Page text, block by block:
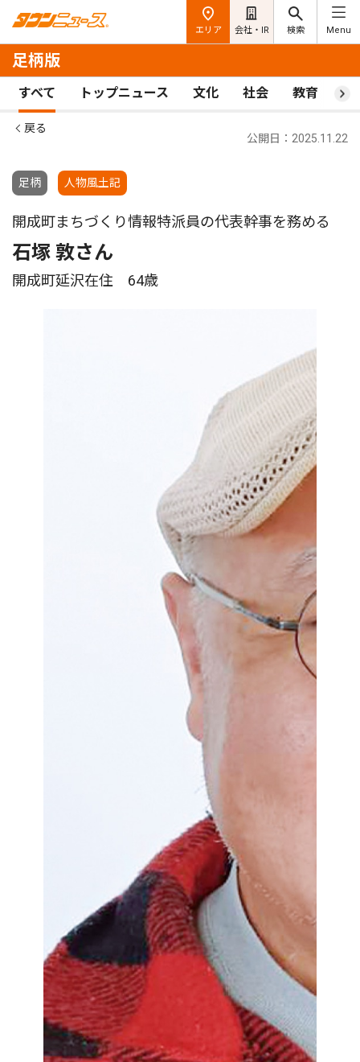
エリア 会社・IR 検索 Menu
足柄版
すべて トップニュース 文化 社会 教育 ス
戻る
足柄 人物風土記
公開日：2025.11.22
開成町まちづくり情報特派員の代表幹事を務める
石塚 敦さん
開成町延沢在住 64歳